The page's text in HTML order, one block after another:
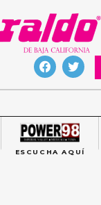
ESCUCHA AQUÍ